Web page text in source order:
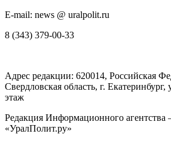
E-mail: news @ uralpolit.ru
8 (343) 379-00-33
Адрес редакции: 620014, Российская
Свердловская область, г. Екатеринбург,
этаж
Редакция Информационного
«УралПолит.ру»